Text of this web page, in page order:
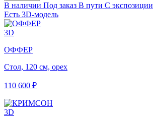
В наличии Под заказ В пути С экспозиции
Есть 3D-модель
3D
ОФФЕР
Стол, 120 см, орех
110 600 ₽
3D